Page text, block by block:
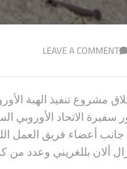
LEAVE A COMMENT
تنفيذ الهبة
الاتحاد الأوروبي
جانب أعضاء فريق العمل
ألان بللغريني وعدد من